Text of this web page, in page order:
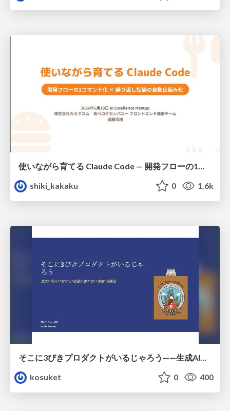
使いながら育てる Claude Code — 開発フローの1コマンド化 × 繰り返し指摘の自動仕組み化
shiki_kakaku
0 1.6k
kosuket
0 400